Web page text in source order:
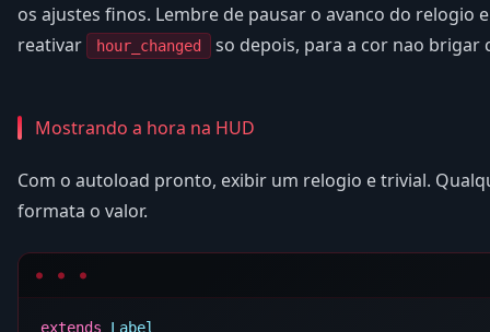
os ajustes finos. Lembre de pausar o avanco do relogio
reativar
hour_changed so depois, para a cor nao brigar
Mostrando a hora na HUD
Com o autoload pronto, exibir um relogio e trivial.
formata o valor.
extends